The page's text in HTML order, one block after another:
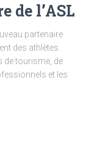
de l’ASL
partenaire
des athlètes.
de tourisme, de
et les